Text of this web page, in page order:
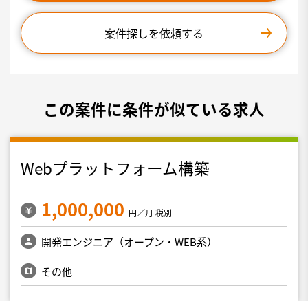
案件探しを依頼する
この案件に条件が似ている求人
Webプラットフォーム構築
1,000,000 円／月 税別
開発エンジニア（オープン・WEB系）
その他